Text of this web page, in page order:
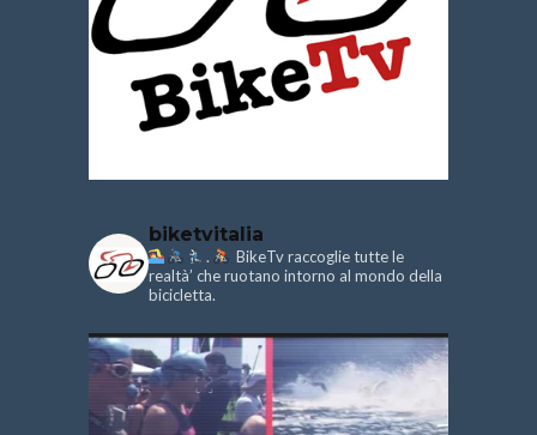
biketvitalia
.
BikeTv raccoglie tutte le
realtà’ che ruotano intorno al mondo della
bicicletta.